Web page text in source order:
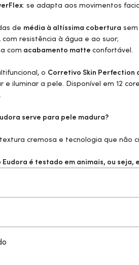
: se adapta aos movimentos
de média à altíssima cobertura
, com resistência à água e ao suor;
com acabamento matte confortável.
o Corretivo Skin Perfection
e iluminar a pele. Disponível em 12
serve para pele madura?
cremosa e tecnologia que não
Eudora é testado em animais, ou seja,